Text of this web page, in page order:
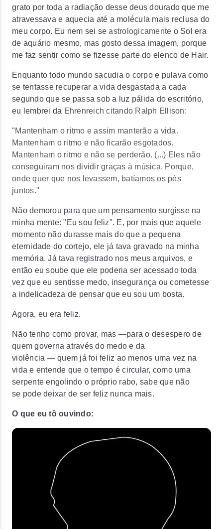
grato por toda a radiação desse deus dourado que me
atravessava e aquecia até a molécula mais reclusa do
meu corpo. Eu nem sei seastrologicamente o Sol era
de aquário mesmo, mas gosto dessa imagem, porque
me faz sentir como se fizesse parte do elenco de Hair.
Enquanto todo mundo sacudia o corpo e pulava como
se tentasse recuperar a vida desgastada a cada
segundo que se passa sob a luz pálida do escritório,
eu lembrei da Ehrenreich citando Ralph Ellison:
"Mantenham o ritmo e assim manterão a vida.
Mantenham o ritmo e não ficarão esgotados.
Mantenham o ritmo e não se perderão. (...) Eles não
conseguiram nos dividir graças à música. Porque,
onde quer que nos levassem, batíamos os pés
juntos."
Não demorou para que um pensamento surgisse na
minha mente: "Eu sou feliz". E, por mais que aquele
momento não durasse mais do que a pequena
eternidade do cortejo, ele já tava gravado na minha
memória. Já tava registrado nos meus arquivos, e
então eu soube que ele poderia ser acessado toda
vez que eu sentisse medo, insegurança ou cometesse
a indelicadeza de pensar que eu sou um bosta.
Agora, eu era feliz.
Não tenho como provar, mas —para o desespero de
quem governa através do medo e da
violência —quem já foi feliz ao menos uma vez na
vida e entende que o tempo é circular, como uma
serpente engolindo o próprio rabo, sabe que não
se pode deixar de ser feliz nunca mais.
O que eu tô ouvindo: